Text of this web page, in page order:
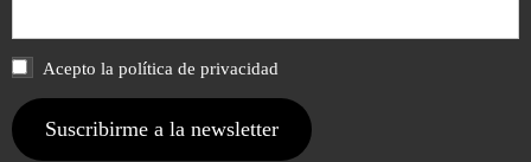
Acepto la política de privacidad